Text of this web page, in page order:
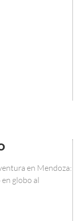
en Mendoza:
globo al